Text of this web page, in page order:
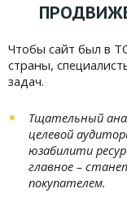
Чтобы сайт был в
страны,
задач.
Тщательный
целевой
юзабилити
главное –
покупателем.